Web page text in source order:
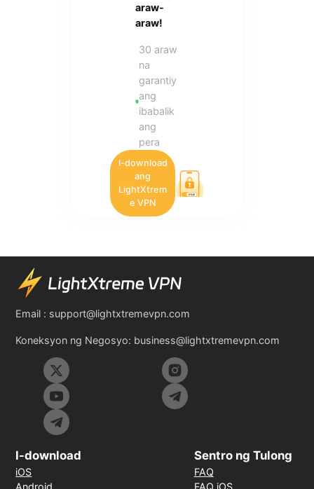
araw-
araw!
30 araw
na
garantiy
ang
ibabalik
ang
pera
I-download
ang
LightXtrem
e VPN
Email : support@lightxtremevpn.com
Koneksyon ng Negosyo: business@lightxtremevpn.com
I-download
iOS
Android
Sentro ng Tulong
FAQ
FAQ iOS